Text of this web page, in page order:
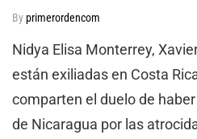
Byprimerordencom
Nidya Elisa Monterrey,
están exiliadas en Costa
comparten el duelo de
de Nicaragua por las